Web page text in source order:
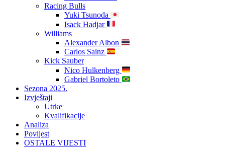
Racing Bulls
Yuki Tsunoda
Isack Hadjar
Williams
Alexander Albon
Carlos Sainz
Kick Sauber
Nico Hulkenberg
Gabriel Bortoleto
Sezona 2025.
Izvještaji
Utrke
Kvalifikacije
Analiza
Povijest
OSTALE VIJESTI